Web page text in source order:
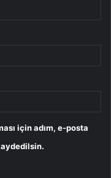
için adım, e-posta